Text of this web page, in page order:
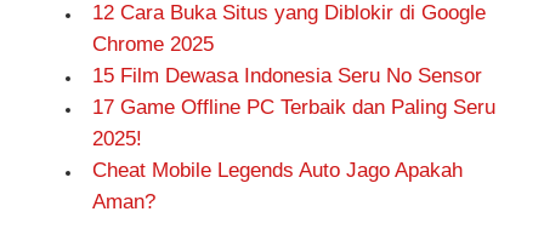
12 Cara Buka Situs yang Diblokir di Google
Chrome 2025
15 Film Dewasa Indonesia Seru No Sensor
17 Game Offline PC Terbaik dan Paling Seru
2025!
Cheat Mobile Legends Auto Jago Apakah
Aman?